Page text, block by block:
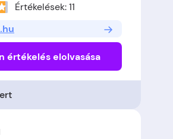
Értékelések: 11
értékelés elolvasása